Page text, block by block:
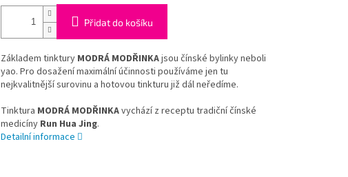
Přidat do košíku
Základem tinktury MODRÁ MODŘINKAjsou čínské bylinky neboli
yao. Pro dosažení maximální účinnosti používáme jen tu
nejkvalitnější surovinu a hotovou tinkturu již dál neředíme.
Tinktura MODRÁMODŘINKAvychází z receptu tradiční čínské
medicíny Run Hua Jing.
Detailní informace